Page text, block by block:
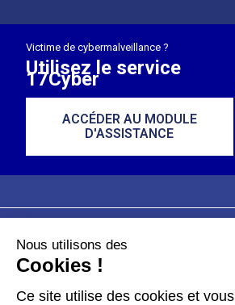
Victime de cybermalveillance ?
Utilisez le service
17Cyber
ACCÉDER AU MODULE
D'ASSISTANCE
Plan du site
Données personnelles
Nous utilisons des
Cookies !
Ce site utilise des cookies et vous